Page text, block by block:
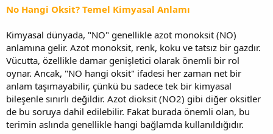
No Hangi Oksit? Temel Kimyasal Anlamı
Kimyasal dünyada, "NO" genellikle azot monoksit (NO)
anlamına gelir. Azot monoksit, renk, koku ve tatsız bir gazdır.
Vücutta, özellikle damar genişletici olarak önemli bir rol
oynar. Ancak, "NO hangi oksit" ifadesi her zaman net bir
anlam taşımayabilir, çünkü bu sadece tek bir kimyasal
bileşenle sınırlı değildir. Azot dioksit (NO2) gibi diğer oksitler
de bu soruya dahil edilebilir. Fakat burada önemli olan, bu
terimin aslında genellikle hangi bağlamda kullanıldığıdır.